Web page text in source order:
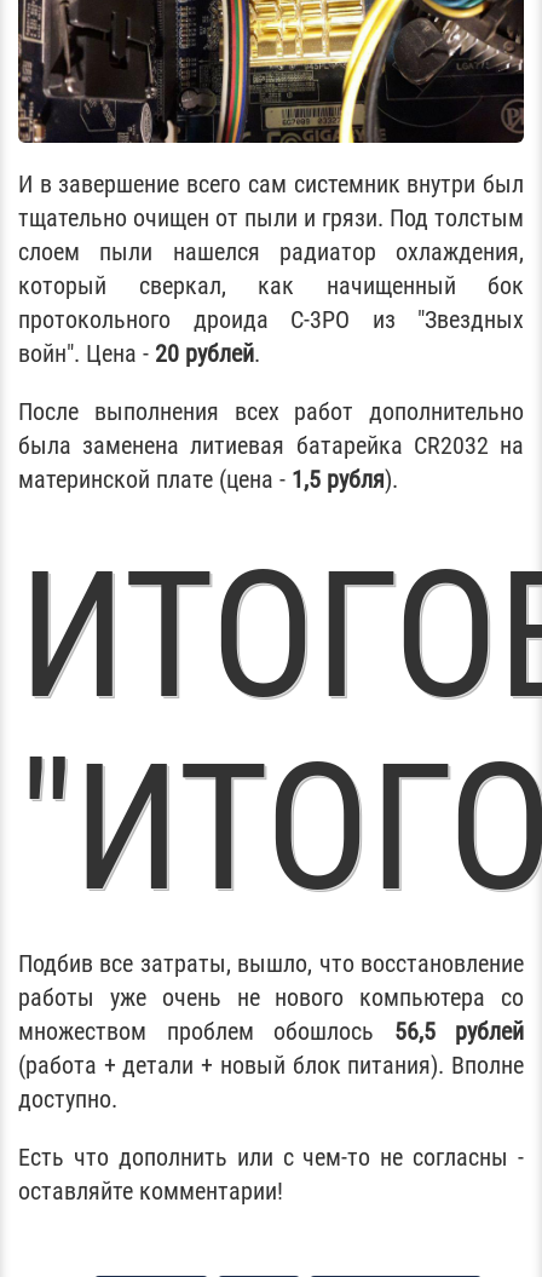
И в завершение всего сам системник внутри был
тщательно очищен от пыли и грязи. Под толстым
слоем пыли нашелся радиатор охлаждения,
который сверкал, как начищенный бок
протокольного дроида С-3PO из "Звездных
войн". Цена - 20 рублей.
После выполнения всех работ дополнительно
была заменена литиевая батарейка CR2032 на
материнской плате (цена - 1,5 рубля).
Подбив все затраты, вышло, что восстановление
работы уже очень не нового компьютера со
множеством проблем обошлось 56,5 рублей
(работа + детали + новый блок питания). Вполне
доступно.
Есть что дополнить или с чем-то не согласны -
оставляйте комментарии!